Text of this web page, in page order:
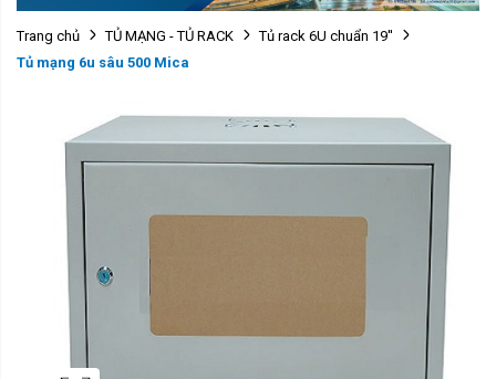
Trang chủ TỦ MẠNG - TỦ RACK
Tủ rack 6U chuẩn 19''
Tủ mạng 6u sâu 500 Mica